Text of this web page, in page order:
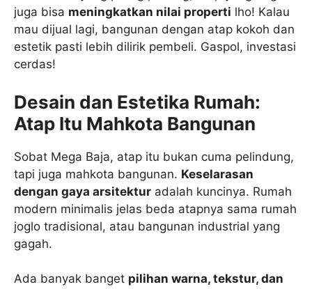
juga bisa meningkatkan nilai properti lho! Kalau
mau dijual lagi, bangunan dengan atap kokoh dan
estetik pasti lebih dilirik pembeli. Gaspol, investasi
cerdas!
Desain dan Estetika Rumah:
Atap Itu Mahkota Bangunan
Sobat Mega Baja, atap itu bukan cuma pelindung,
tapi juga mahkota bangunan. Keselarasan
dengan gaya arsitektur adalah kuncinya. Rumah
modern minimalis jelas beda atapnya sama rumah
joglo tradisional, atau bangunan industrial yang
gagah.
Ada banyak banget pilihan warna, tekstur, dan